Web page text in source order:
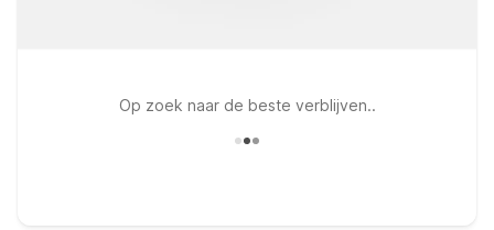
Op zoek naar de beste verblijven..